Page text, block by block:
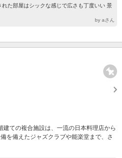
た部屋はシックな感じで広さも丁度いい 景
by aさん
ての複合施設は、一流の日本料理店から
を備えたジャズクラブや能楽堂まで、さ